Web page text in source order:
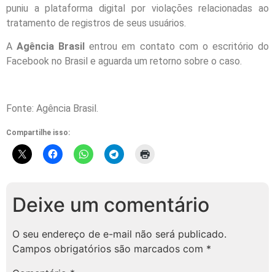
puniu a plataforma digital por violações relacionadas ao
tratamento de registros de seus usuários.
AAgência Brasil entrou em contato com o escritório do
Facebook no Brasil e aguarda um retorno sobre o caso.
Fonte: Agência Brasil.
Compartilhe isso:
Deixe um comentário
O seu endereço de e-mail não será publicado.
Campos obrigatórios são marcados com *